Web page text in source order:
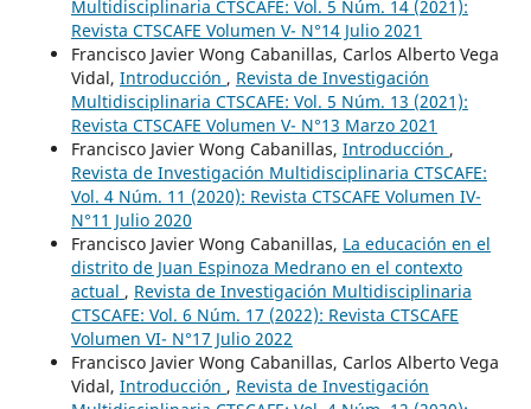
Multidisciplinaria CTSCAFE: Vol. 5 Núm. 14 (2021):
Revista CTSCAFE Volumen V- N°14 Julio 2021
Francisco Javier Wong Cabanillas, Carlos Alberto Vega
Vidal, Introducción , Revista de Investigación
Multidisciplinaria CTSCAFE: Vol. 5 Núm. 13 (2021):
Revista CTSCAFE Volumen V- N°13 Marzo 2021
Francisco Javier Wong Cabanillas, Introducción ,
Revista de Investigación Multidisciplinaria CTSCAFE:
Vol. 4 Núm. 11 (2020): Revista CTSCAFE Volumen IV-
N°11 Julio 2020
Francisco Javier Wong Cabanillas, La educación en el
distrito de Juan Espinoza Medrano en el contexto
actual , Revista de Investigación Multidisciplinaria
CTSCAFE: Vol. 6 Núm. 17 (2022): Revista CTSCAFE
Volumen VI- N°17 Julio 2022
Francisco Javier Wong Cabanillas, Carlos Alberto Vega
Vidal, Introducción , Revista de Investigación